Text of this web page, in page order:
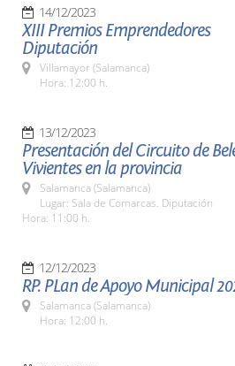
14/12/2023
XIII Premios Emprendedores
Diputación
Villamayor (Salamanca)
Hora: 12:00 h.
13/12/2023
Presentación del Circuito de
Vivientes en la provincia
Salamanca (Salamanca)
Lugar: Sala de Comarcas. Diputación
Hora: 11:00 h.
12/12/2023
RP. PLan de Apoyo Municipal
Salamanca (Salamanca)
Hora: 12:00 h.